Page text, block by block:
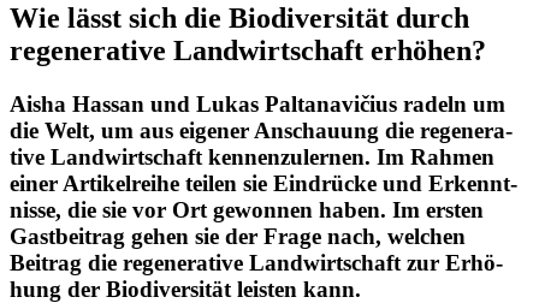
Wie lässt sich die Biodi­ver­sität durch
rege­ne­ra­tive Land­wirt­schaft erhöhen?
Aisha Hassan und Lukas Palt­ana­vičius radeln um
die Welt, um aus eigener Anschauung die rege­ne­ra­
tive Land­wirt­schaft kennen­zu­lernen. Im Rahmen
einer Arti­kel­reihe teilen sie Eindrücke und Erkennt­
nisse, die sie vor Ort gewonnen haben. Im ersten
Gast­bei­trag gehen sie der Frage nach, welchen
Beitrag die rege­ne­ra­tive Land­wirt­schaft zur Erhö­
hung der Biodi­ver­sität leisten kann.